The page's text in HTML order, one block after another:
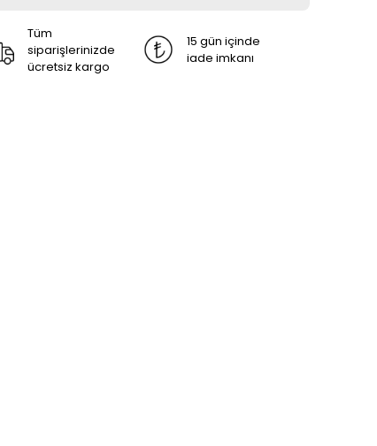
Tüm
siparişlerinizde
ücretsiz kargo
15 gün içinde
iade imkanı